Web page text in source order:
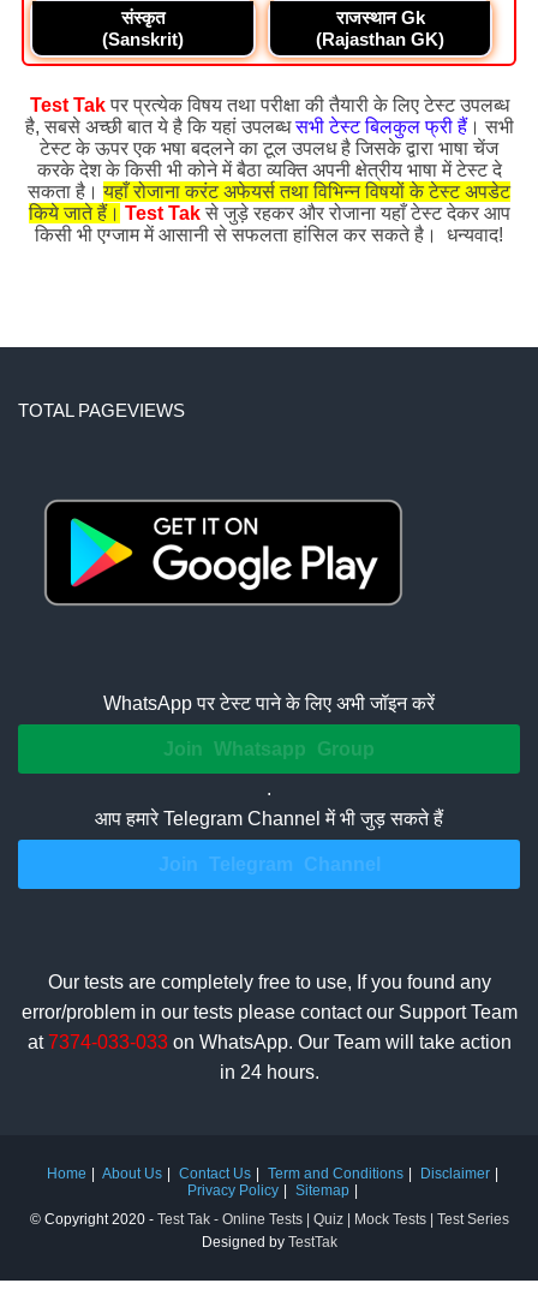
संस्कृत
(Sanskrit)
राजस्थान Gk
(Rajasthan GK)
Test Takपर प्रत्येक विषय तथा परीक्षा की तैयारी के लिए टेस्ट उपलब्ध
है, सबसे अच्छी बात ये है कि यहां उपलब्धसभी टेस्ट बिलकुल फ्री हैं। सभी
टेस्ट के ऊपर एक भषा बदलने का टूल उपलध है जिसके द्वारा भाषा चेंज
करके देश के किसी भी कोने में बैठा व्यक्ति अपनी क्षेत्रीय भाषा में टेस्ट दे
सकता है।यहाँ रोजाना करंट अफेयर्स तथा विभिन्न विषयों के टेस्ट अपडेट
किये जाते हैं। Test Takसे जुड़े रहकर और रोजाना यहाँ टेस्ट देकर आप
किसी भी एग्जाम में आसानी से सफलता हांसिल कर सकते है। धन्यवाद!
TOTAL PAGEVIEWS
WhatsApp पर टेस्ट पाने के लिए अभी जॉइन करें
Join Whatsapp Group
.
आप हमारे Telegram Channel में भी जुड़ सकते हैं
Join Telegram Channel
Our tests are completely free to use, If you found any
error/problem in our tests please contact our Support Team
at7374-033-033on WhatsApp. Our Team will take action
in 24 hours.
Home About Us Contact Us Term and Conditions
Disclaimer
Privacy Policy
Sitemap
© Copyright 2020 - Test Tak - Online Tests | Quiz | Mock Tests | Test Series
Designed by TestTak